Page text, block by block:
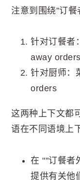
注意到围绕”订餐
针对订餐者
away orders
针对厨师：
orders
这两种上下文都
语在不同语境上
在 ""订餐者
提供有关他